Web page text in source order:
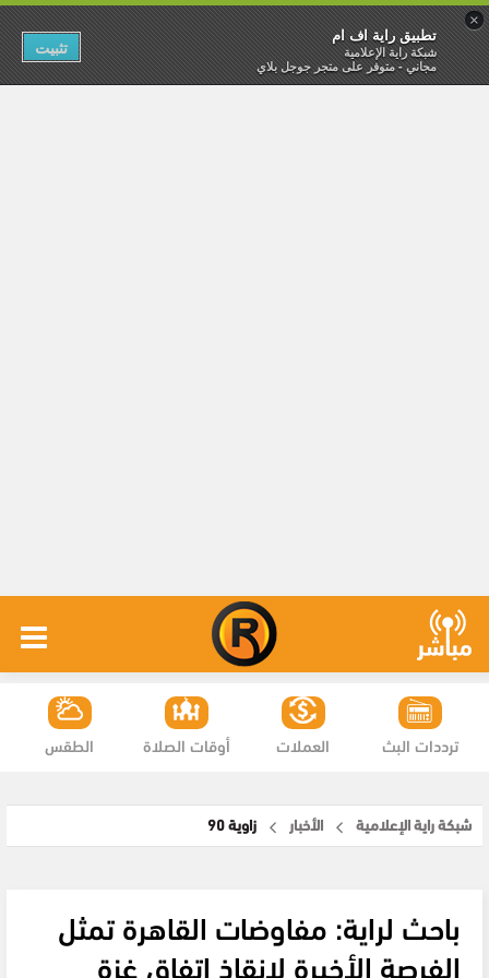
×
تطبيق راية اف ام
شبكة راية الإعلامية
مجاني - متوفر على متجر جوجل بلاي
تثبيت
الطقس أوقات الصلاة العملات ترددات البث
شبكة راية الإعلامية الأخبار زاوية 90
باحث لراية: مفاوضات القاهرة تمثل
الفرصة الأخيرة لإنقاذ اتفاق غزة